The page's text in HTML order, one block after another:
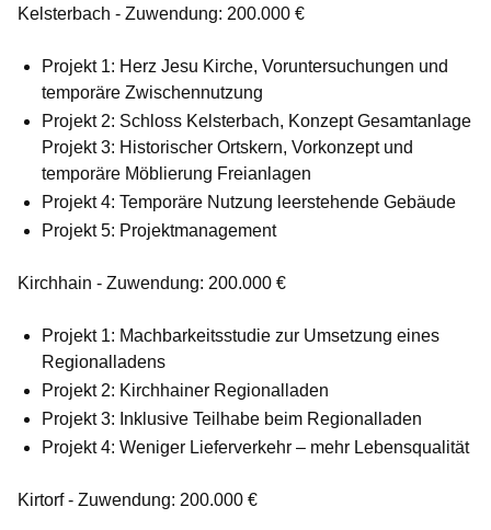
Kelsterbach - Zuwendung: 200.000 €
Projekt 1: Herz Jesu Kirche, Voruntersuchungen und
temporäre Zwischennutzung
Projekt 2: Schloss Kelsterbach, Konzept Gesamtanlage
Projekt 3: Historischer Ortskern, Vorkonzept und
temporäre Möblierung Freianlagen
Projekt 4: Temporäre Nutzung leerstehende Gebäude
Projekt 5: Projektmanagement
Kirchhain - Zuwendung: 200.000 €
Projekt 1: Machbarkeitsstudie zur Umsetzung eines
Regionalladens
Projekt 2: Kirchhainer Regionalladen
Projekt 3: Inklusive Teilhabe beim Regionalladen
Projekt 4: Weniger Lieferverkehr – mehr Lebensqualität
Kirtorf - Zuwendung: 200.000 €